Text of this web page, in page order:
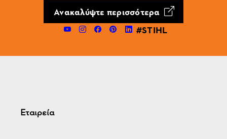
Ανακαλύψτε περισσότερα
#STIHL
Εταιρεία